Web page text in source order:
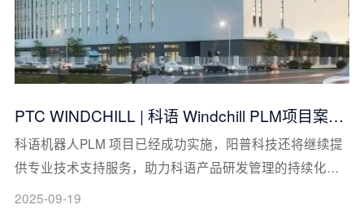
PTC WINDCHILL | 科语 Windchill PLM项目案例
分享
科语机器人PLM 项目已经成功实施，阳普科技还将继续提
供专业技术支持服务，助力科语产品研发管理的持续化发
展。
2025-09-19